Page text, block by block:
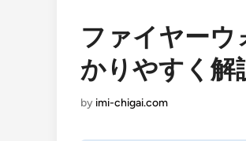
ファイヤーウ
かりやすく解
by imi-chigai.com